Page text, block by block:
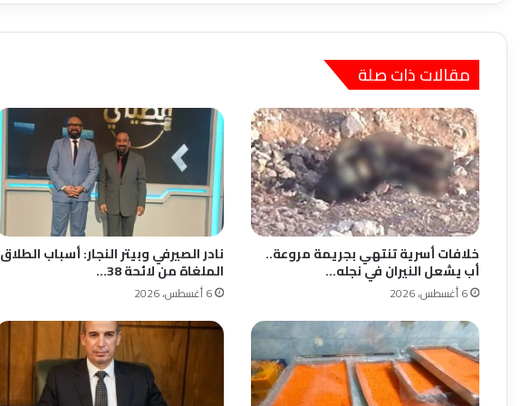
مقالات ذات صلة
خلافات أسرية تنتهي بجريمة مروعة..
أب يشعل النيران في نجله…
6 أغسطس، 2026
نادر الصيرفي وبيتر النجار: أسباب الطلاق
الملغاة من لائحة 38…
6 أغسطس، 2026